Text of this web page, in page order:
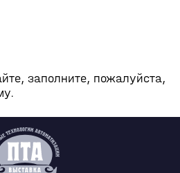
заполните, пожалуйста,